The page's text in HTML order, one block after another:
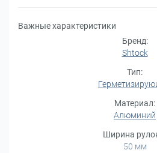
Важные характеристики
Бренд:
Shtock
Тип:
Материал:
Алюминий
Ширина
50 мм